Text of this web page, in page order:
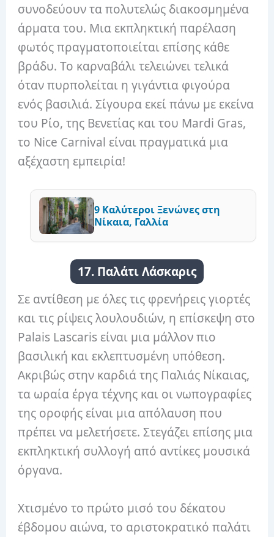
συνοδεύουν τα πολυτελώς διακοσμημένα
άρματα του. Μια εκπληκτική παρέλαση
φωτός πραγματοποιείται επίσης κάθε
βράδυ. Το καρναβάλι τελειώνει τελικά
όταν πυρπολείται η γιγάντια φιγούρα
ενός βασιλιά. Σίγουρα εκεί πάνω με εκείνα
του Ρίο, της Βενετίας και του Mardi Gras,
το Nice Carnival είναι πραγματικά μια
αξέχαστη εμπειρία!
9 Καλύτεροι Ξενώνες στη
Νίκαια, Γαλλία
17. Παλάτι Λάσκαρις
Σε αντίθεση με όλες τις φρενήρεις γιορτές
και τις ρίψεις λουλουδιών, η επίσκεψη στο
Palais Lascaris είναι μια μάλλον πιο
βασιλική και εκλεπτυσμένη υπόθεση.
Ακριβώς στην καρδιά της Παλιάς Νίκαιας,
τα ωραία έργα τέχνης και οι νωπογραφίες
της οροφής είναι μια απόλαυση που
πρέπει να μελετήσετε. Στεγάζει επίσης μια
εκπληκτική συλλογή από αντίκες μουσικά
όργανα.
Χτισμένο το πρώτο μισό του δέκατου
έβδομου αιώνα, το αριστοκρατικό παλάτι